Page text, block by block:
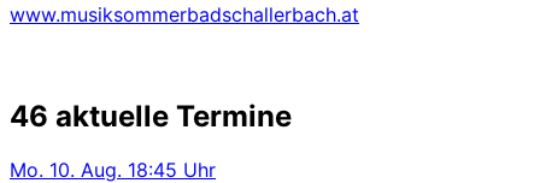
www.musiksommerbadschallerbach.at
46 aktuelle Termine
Mo. 10. Aug. 18:45 Uhr